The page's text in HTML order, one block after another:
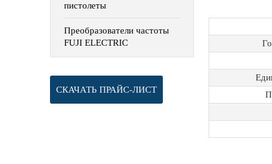
пистолеты
Преобразователи частоты
FUJI ELECTRIC
СКАЧАТЬ ПРАЙС-ЛИСТ